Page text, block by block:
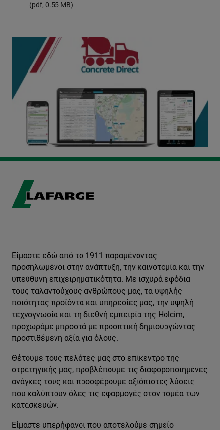
(pdf, 0.55 MB)
Είμαστε εδώ από το 1911 παραμένοντας
προσηλωμένοι στην ανάπτυξη, την καινοτομία και την
υπεύθυνη επιχειρηματικότητα. Με ισχυρά εφόδια
τους ταλαντούχους ανθρώπους μας, τα υψηλής
ποιότητας προϊόντα και υπηρεσίες μας, την υψηλή
τεχνογνωσία και τη διεθνή εμπειρία της Holcim,
προχωράμε μπροστά με προοπτική δημιουργώντας
προστιθέμενη αξία για όλους.
Θέτουμε τους πελάτες μας στο επίκεντρο της
στρατηγικής μας, προβλέπουμε τις διαφοροποιημένες
ανάγκες τους και προσφέρουμε αξιόπιστες λύσεις
που καλύπτουν όλες τις εφαρμογές στον τομέα των
κατασκευών.
Είμαστε υπερήφανοι που αποτελούμε σημείο